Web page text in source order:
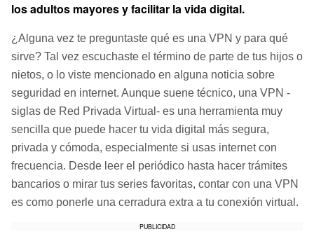
los adultos mayores y facilitar la vida digital.
¿Alguna vez te preguntaste qué es una VPN y para qué
sirve? Tal vez escuchaste el término de parte de tus hijos o
nietos, o lo viste mencionado en alguna noticia sobre
seguridad en internet. Aunque suene técnico, una VPN -
siglas de Red Privada Virtual- es una herramienta muy
sencilla que puede hacer tu vida digital más segura,
privada y cómoda, especialmente si usas internet con
frecuencia. Desde leer el periódico hasta hacer trámites
bancarios o mirar tus series favoritas, contar con una VPN
es como ponerle una cerradura extra a tu conexión virtual.
PUBLICIDAD